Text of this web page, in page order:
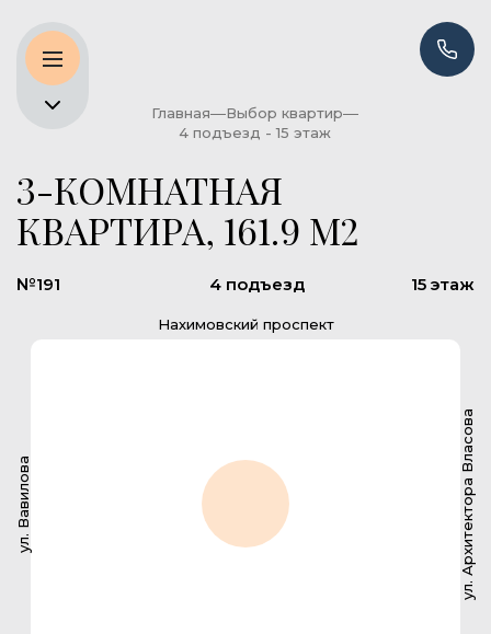
Главная
Выбор квартир
4 подъезд - 15 этаж
3-КОМНАТНАЯ
КВАРТИРА, 161.9 М2
№191 4 подъезд 15 этаж
ул. Вавилова
Нахимовский проспект
ул. Архитектора Власова